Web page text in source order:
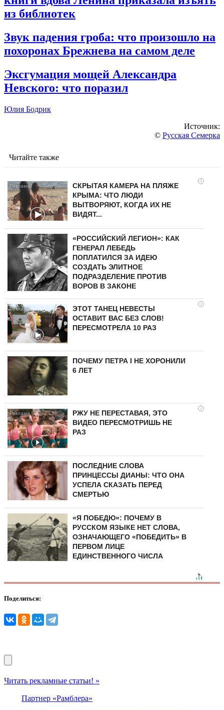
из библиотек
Звук падения гроба: что произошло на
похоронах Брежнева на самом деле
Эксгумация мощей Александра
Невского: что поразил
Юлия Бодрик
Источник:
© Русская Семерка
Читайте также
i
СКРЫТАЯ КАМЕРА НА ПЛЯЖЕ
КРЫМА: ЧТО ЛЮДИ
ВЫТВОРЯЮТ, КОГДА ИХ НЕ
ВИДЯТ...
«РОССИЙСКИЙ ЛЕГИОН»: КАК
ГЕНЕРАЛ ЛЕБЕДЬ
ПОПЛАТИЛСЯ ЗА ИДЕЮ
СОЗДАТЬ ЭЛИТНОЕ
ПОДРАЗДЕЛЕНИЕ ПРОТИВ
ВОРОВ В ЗАКОНЕ
i
ЭТОТ ТАНЕЦ НЕВЕСТЫ
ОСТАВИТ ВАС БЕЗ СЛОВ!
ПЕРЕСМОТРЕЛА 10 РАЗ
ПОЧЕМУ ПЕТРА I НЕ ХОРОНИЛИ
6 ЛЕТ
i
РЖУ НЕ ПЕРЕСТАВАЯ, ЭТО
ВИДЕО ПЕРЕСМОТРИШЬ НЕ
РАЗ
ПОСЛЕДНИЕ СЛОВА
ПРИНЦЕССЫ ДИАНЫ: ЧТО ОНА
УСПЕЛА СКАЗАТЬ ПЕРЕД
СМЕРТЬЮ
«Я ПОБЕДЮ»: ПОЧЕМУ В
РУССКОМ ЯЗЫКЕ НЕТ СЛОВА,
ОЗНАЧАЮЩЕГО «ПОБЕДИТЬ» В
ПЕРВОМ ЛИЦЕ
ЕДИНСТВЕННОГО ЧИСЛА
Поделиться:
Читать рекламные статьи! »
Партнер «Рамблера»